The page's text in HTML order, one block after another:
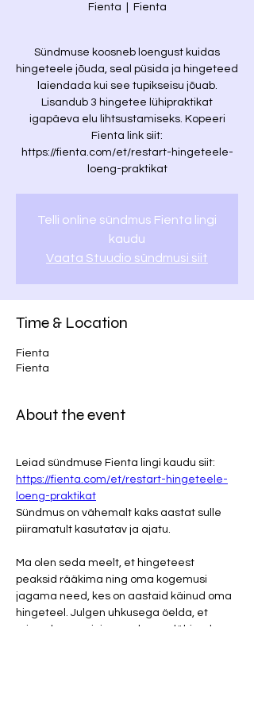
Fienta Fienta
Sündmuse koosneb loengust kuidas
hingeteele jõuda, seal püsida ja hingeteed
laiendada kui see tupikseisu jõuab.
Lisandub 3 hingetee lühipraktikat
igapäeva elu lihtsustamiseks. Kopeeri
Fienta link siit:
https://fienta.com/et/restart-hingeteele-
loeng-praktikat
Telli online sündmus Fienta lingi
kaudu
Vaata Stuudio sündmusi siit
Time & Location
Fienta
Fienta
About the event
Leiad sündmuse Fienta lingi kaudu siit:
https://fienta.com/et/restart-hingeteele-
loeng-praktikat
Sündmus on vähemalt kaks aastat sulle
piiramatult kasutatav ja ajatu.
Ma olen seda meelt, et hingeteest
peaksid rääkima ning oma kogemusi
jagama need, kes on aastaid käinud oma
hingeteel. Julgen uhkusega öelda, et
mina olen see inimene, kes on läbinud